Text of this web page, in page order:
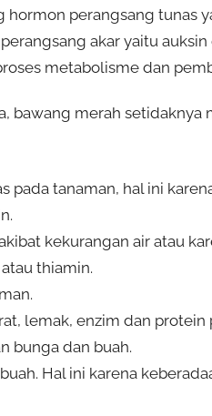
perangsang tunas
akar yaitu
metabolisme dan
bawang merah setidaknya
pada tanaman, hal ini
kekurangan air atau
thiamin.
lemak, enzim dan protein
bunga dan buah.
Hal ini karena